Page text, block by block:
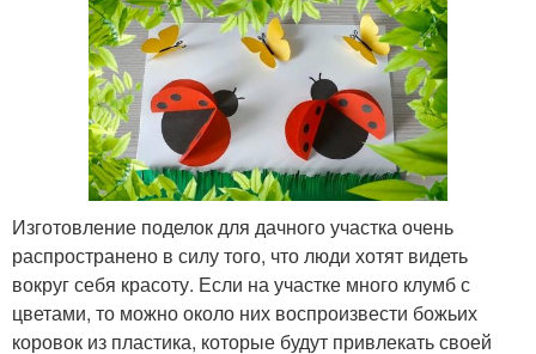
Изготовление поделок для дачного участка очень
распространено в силу того, что люди хотят видеть
вокруг себя красоту. Если на участке много клумб с
цветами, то можно около них воспроизвести божьих
коровок из пластика, которые будут привлекать своей